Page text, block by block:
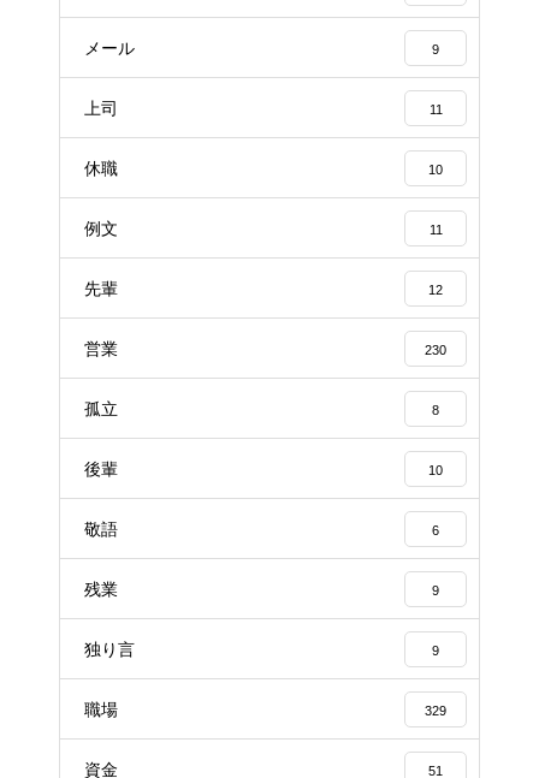
メール 9
上司 11
休職 10
例文 11
先輩 12
営業 230
孤立 8
後輩 10
敬語 6
残業 9
独り言 9
職場 329
資金 51